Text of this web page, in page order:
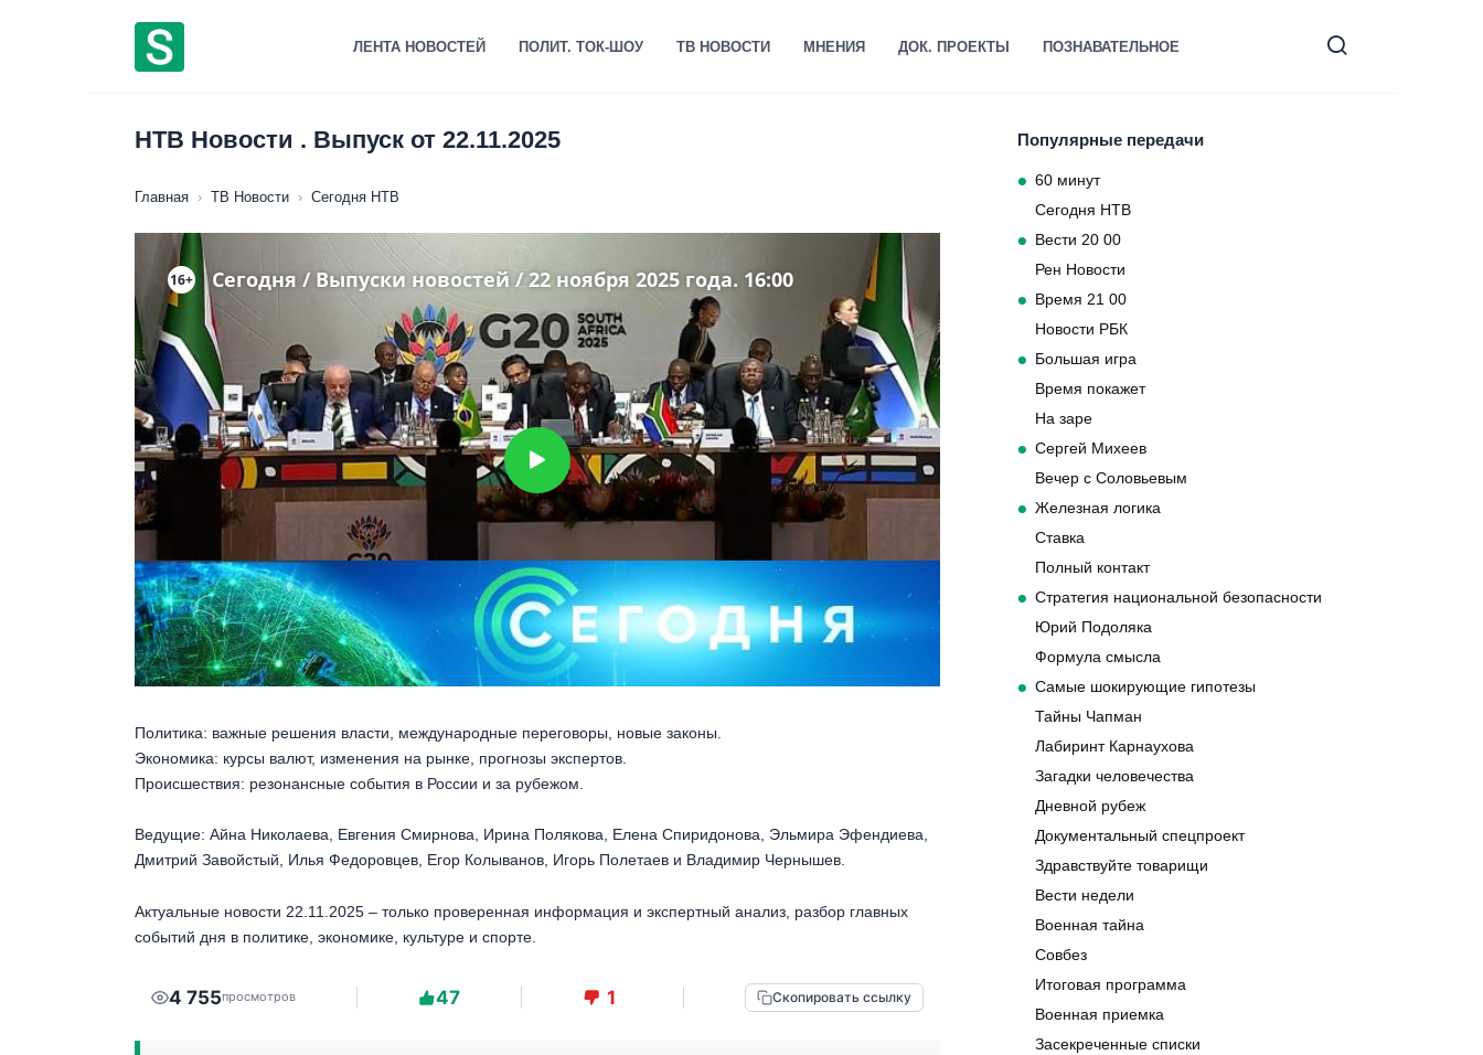
ЛЕНТА НОВОСТЕЙ ПОЛИТ. ТОК-ШОУ ТВ НОВОСТИ МНЕНИЯ ДОК. ПРОЕКТЫ ПОЗНАВАТЕЛЬНОЕ
НТВ Новости . Выпуск от 22.11.2025
Главная › ТВ Новости › Сегодня НТВ
Политика: важные решения власти, международные переговоры, новые законы.
Экономика: курсы валют, изменения на рынке, прогнозы экспертов.
Происшествия: резонансные события в России и за рубежом.
Ведущие: Айна Николаева, Евгения Смирнова, Ирина Полякова, Елена Спиридонова, Эльмира Эфендиева,
Дмитрий Завойстый, Илья Федоровцев, Егор Колыванов, Игорь Полетаев и Владимир Чернышев.
Актуальные новости 22.11.2025 – только проверенная информация и экспертный анализ, разбор главных
событий дня в политике, экономике, культуре и спорте.
4 755просмотров 47 1 Скопировать ссылку
Популярные передачи
60 минут
Сегодня НТВ
Вести 20 00
Рен Новости
Время 21 00
Новости РБК
Большая игра
Время покажет
На заре
Сергей Михеев
Вечер с Соловьевым
Железная логика
Ставка
Полный контакт
Стратегия национальной безопасности
Юрий Подоляка
Формула смысла
Самые шокирующие гипотезы
Тайны Чапман
Лабиринт Карнаухова
Загадки человечества
Дневной рубеж
Документальный спецпроект
Здравствуйте товарищи
Вести недели
Военная тайна
Совбез
Итоговая программа
Военная приемка
Засекреченные списки